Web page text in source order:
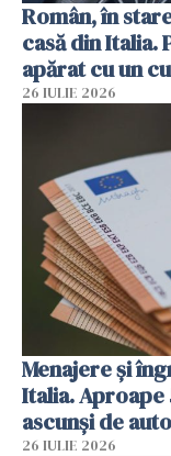
Român, în
casă din Italia.
apărat cu un
26 IULIE 2026
Menajere și
Italia.
ascunși de
26 IULIE 2026